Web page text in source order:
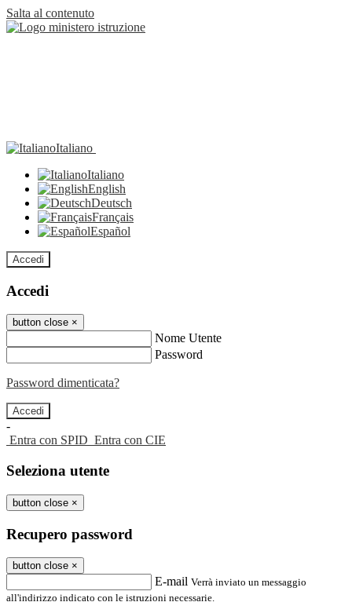
Salta al contenuto
Italiano
Italiano
English
Deutsch
Français
Español
Accedi
Accedi
button close ×
Nome Utente
Password
Password dimenticata?
-
Entra con SPID Entra con CIE
Seleziona utente
button close ×
Recupero password
button close ×
E-mail Verrà inviato un messaggio
all'indirizzo indicato con le istruzioni necessarie.